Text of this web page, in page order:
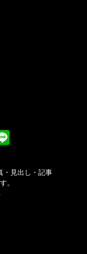
・見出し・記事
。